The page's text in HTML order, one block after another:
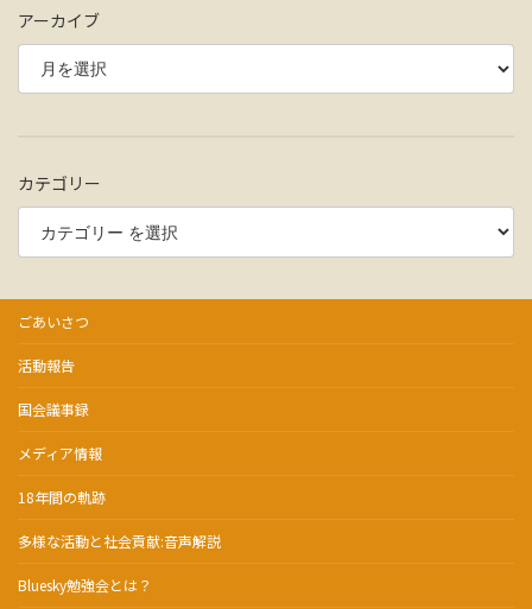
アーカイブ
カテゴリー
ごあいさつ
活動報告
国会議事録
メディア情報
18年間の軌跡
多様な活動と社会貢献:音声解説
Bluesky勉強会とは？